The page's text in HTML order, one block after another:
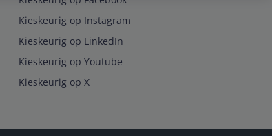
Kieskeurig op Instagram
Kieskeurig op LinkedIn
Kieskeurig op Youtube
Kieskeurig op X